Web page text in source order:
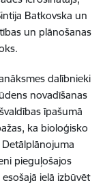
Batkovska un
un plānošanas
dalībnieki
novadīšanas
īpašumā
ka bioloģisko
pieguļošajos
ielā izbūvēt